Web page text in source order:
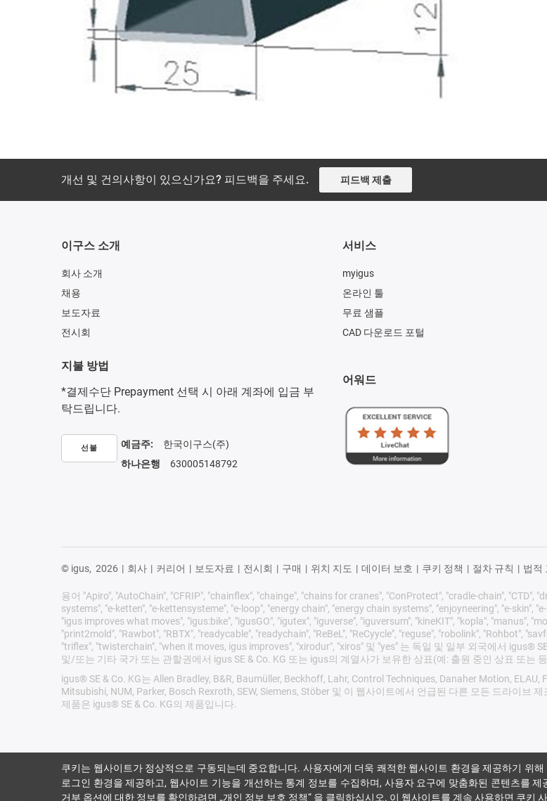
개선 및 건의사항이 있으신가요? 피드백을 주세요. 피드백 제출
이구스 소개
회사 소개
채용
보도자료
전시회
서비스
myigus
온라인 툴
무료 샘플
CAD 다운로드 포털
지불 방법
*결제수단 Prepayment 선택 시 아래 계좌에 입금 부
탁드립니다.
선불 예금주: 한국이구스(주)
하나은행 630005148792
어워드
© igus, 2026 | 회사 | 커리어 | 보도자료 | 전시회 | 구매 | 위치 지도 | 데이터 보호 | 쿠키 정책 | 절차 규칙 | 법적
용어 "Apiro", "AutoChain", "CFRIP", "chainflex", "chainge", "chains for cranes", "ConProtect", "cradle-chain", "CTD",
systems", "e-ketten", "e-kettensysteme", "e-loop", "energy chain", "energy chain systems", "enjoyneering", "e-skin",
"igus improves what moves", "igus:bike", "igusGO", "igutex", "iguverse", "iguversum", "kineKIT", "kopla", "manus",
"print2mold", "Rawbot", "RBTX", "readycable", "readychain", "ReBeL", "ReCyycle", "reguse", "robolink", "Rohbot",
"triflex", "twisterchain", "when it moves, igus improves", "xirodur", "xiros" 및 "yes" 는 독일 및 일부 외국에서 igus®
및/또는 기타 국가 또는 관할권에서 igus SE & Co. KG 또는 igus의 계열사가 보유한 상표(예: 출원 중인 상표 또는
igus® SE & Co. KG는 Allen Bradley, B&R, Baumüller, Beckhoff, Lahr, Control Techniques, Danaher Motion, ELAU,
Mitsubishi, NUM, Parker, Bosch Rexroth, SEW, Siemens, Stöber 및 이 웹사이트에서 언급된 다른 모든 드라이브
제품은 igus® SE & Co. KG의 제품입니다.
쿠키는 웹사이트가 정상적으로 구동되는데 중요합니다. 사용자에게 더욱 쾌적한 웹사이트 환경을 제공하기 위
로그인 환경을 제공하고, 웹사이트 기능을 개선하는 통계 정보를 수집하며, 사용자 요구에 맞춤화된 콘텐츠를
거부 옵션에 대한 정보를 확인하려면 „개인 정보 보호 정책“ 을 클릭하십시오. 이 웹사이트를 계속 사용하면 쿠키